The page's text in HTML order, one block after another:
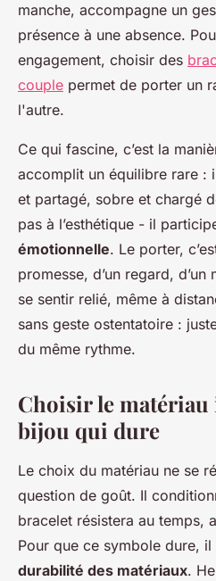
manche, accompagne un
présence à une absence.
engagement, choisir des
couple permet de porter un
l'autre.
Ce qui fascine, c’est la
accomplit un équilibre rare :
et partagé, sobre et chargé
pas à l’esthétique - il
émotionnelle. Le porter,
promesse, d’un regard, d’un
se sentir relié, même à
sans geste ostentatoire :
du même rythme.
Choisir le
bijou qui dure
Le choix du matériau ne se
question de goût. Il
bracelet résistera au temps,
Pour que ce symbole dure,
durabilité des matériaux.